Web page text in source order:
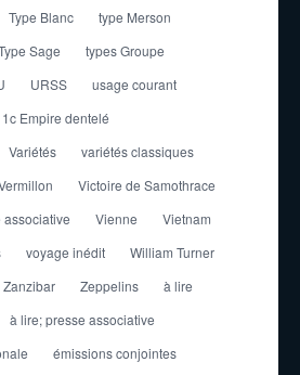
Type Blanc
type Merson
Sage
types Groupe
URSS
usage courant
Empire dentelé
Variétés
variétés classiques
Victoire de Samothrace
associative Vienne
Vietnam
voyage inédit
William Turner
Zanzibar Zeppelins
à lire
à lire; presse associative
émissions conjointes